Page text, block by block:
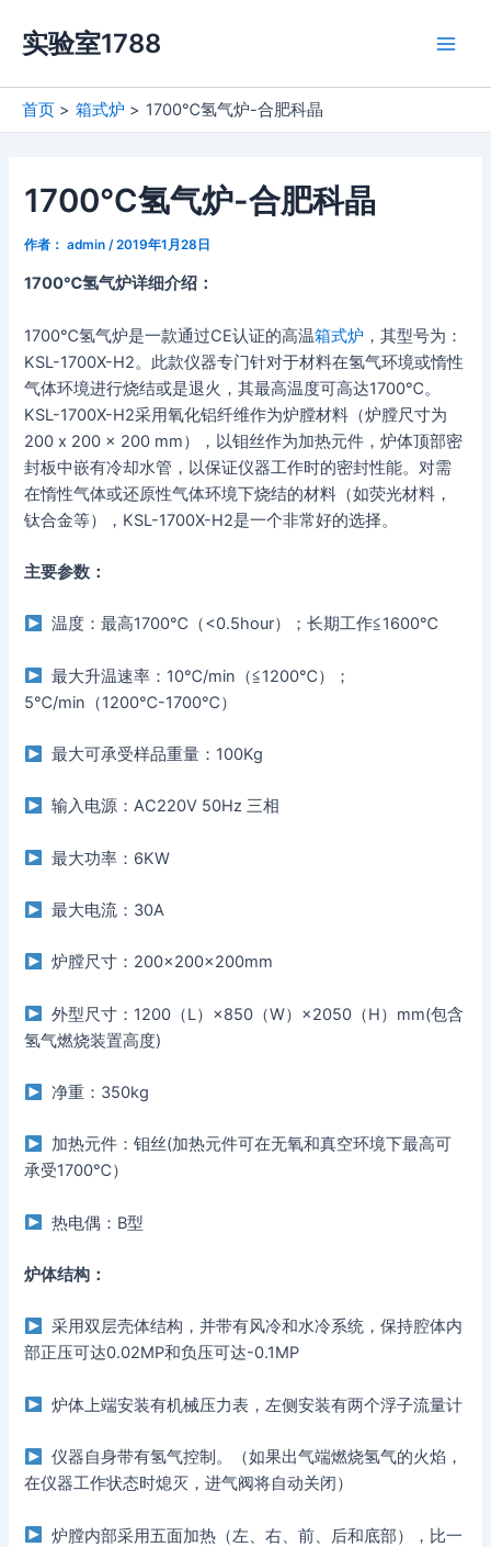
容
实验室1788
首页 箱式炉 1700℃氢气炉-合肥科晶
1700℃氢气炉-合肥科晶
作者： admin /2019年1月28日
1700℃氢气炉详细介绍：
1700℃氢气炉是一款通过CE认证的高温箱式炉 ，其型号为：
KSL-1700X-H2。此款仪器专门针对于材料在氢气环境或惰性
气体环境进行烧结或是退火，其最高温度可高达1700℃。
KSL-1700X-H2采用氧化铝纤维作为炉膛材料（炉膛尺寸为
200 x 200 x 200 mm），以钼丝作为加热元件，炉体顶部密
封板中嵌有冷却水管，以保证仪器工作时的密封性能。对需
在惰性气体或还原性气体环境下烧结的材料（如荧光材料，
钛合金等），KSL-1700X-H2是一个非常好的选择。
主要参数：
温度：最高1700℃（<0.5hour）；长期工作≦1600℃
最大升温速率：10℃/min（≦1200℃）；
5℃/min（1200℃-1700℃）
最大可承受样品重量：100Kg
输入电源：AC220V 50Hz 三相
最大功率：6KW
最大电流：30A
炉膛尺寸：200×200×200mm
外型尺寸：1200（L）×850（W）×2050（H）mm(包含
氢气燃烧装置高度)
净重：350kg
加热元件：钼丝(加热元件可在无氧和真空环境下最高可
承受1700℃）
热电偶：B型
炉体结构：
采用双层壳体结构，并带有风冷和水冷系统，保持腔体内
部正压可达0.02MP和负压可达-0.1MP
炉体上端安装有机械压力表，左侧安装有两个浮子流量计
仪器自身带有氢气控制。（如果出气端燃烧氢气的火焰，
在仪器工作状态时熄灭，进气阀将自动关闭）
炉膛内部采用五面加热（左、右、前、后和底部），比一